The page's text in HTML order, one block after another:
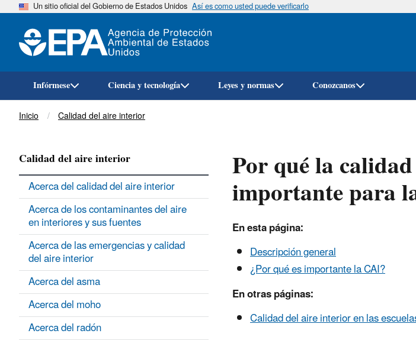
Un sitio oficial del Gobierno de Estados Unidos Así es como usted puede verificarlo
Infórmese Ciencia y tecnología Leyes y normas Conozcanos
Breadcrumb
Inicio Calidad del aire interior
Por qué la
importante para
En esta página:
Descripción general
¿Por qué es importante la CAI?
En otras páginas:
Calidad del aire interior en las
Calidad del aire interior
Acerca del calidad del aire interior
Acerca de los contaminantes del aire
en interiores y sus fuentes
Acerca de las emergencias y calidad
del aire interior
Acerca del asma
Acerca del moho
Acerca del radón